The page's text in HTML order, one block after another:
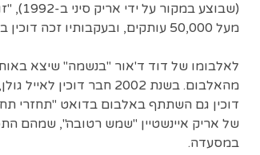
מעל 50,000 עותקים, ובעקבותיו זכה דוכין בתואר זמר השנה במצעד הפזמונים העברי השנתי של רשת ג'.
לאלבומו של דוד ד'אור "בנשמה" שיצא
מהאלבום. בשנת 2002 חבר
דוכין גם השתתף באלבום בדואט "תחזרי
של אריק איינשטיין "שמש רטובה", שמהם
במסעדה.